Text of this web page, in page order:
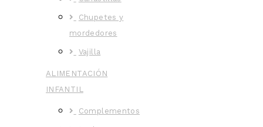
Chupetes y
mordedores
Vajilla
ALIMENTACIÓN
INFANTIL
Complementos